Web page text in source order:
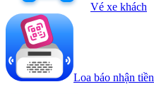
Vé xe khách
Loa báo nhận tiền